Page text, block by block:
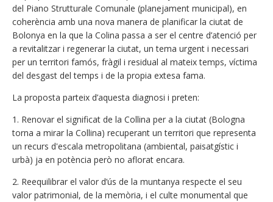
del Piano Strutturale Comunale (planejament municipal), en
coherència amb una nova manera de planificar la ciutat de
Bolonya en la que la Colina passa a ser el centre d’atenció per
a revitalitzar i regenerar la ciutat, un tema urgent i necessari
per un territori famós, fràgil i residual al mateix temps, víctima
del desgast del temps i de la propia extesa fama.
La proposta parteix d’aquesta diagnosi i preten:
1. Renovar el significat de la Collina per a la ciutat (Bologna
torna a mirar la Collina) recuperant un territori que representa
un recurs d'escala metropolitana (ambiental, paisatgístic i
urbà) ja en potència però no aflorat encara.
2. Reequilibrar el valor d’ús de la muntanya respecte el seu
valor patrimonial, de la memòria, i el culte monumental que